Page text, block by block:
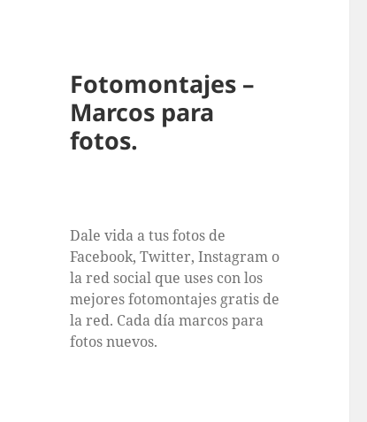
Fotomontajes –
Marcos para
fotos.
Dale vida a tus fotos de
Facebook, Twitter, Instagram o
la red social que uses con los
mejores fotomontajes gratis de
la red. Cada día marcos para
fotos nuevos.